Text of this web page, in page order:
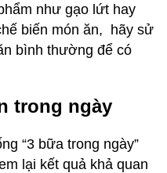
như gạo lứt hay
biến món ăn, hãy sử
bình thường để có
trong ngày
“3 bữa trong ngày”
lại kết quả khả quan